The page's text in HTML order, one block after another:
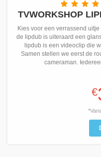
TVWORKSHOP
Kies voor een verrassend
de lipdub is uiteraard een
lipdub is een videoclip die
Samen stellen we eerst de
cameraman.
€